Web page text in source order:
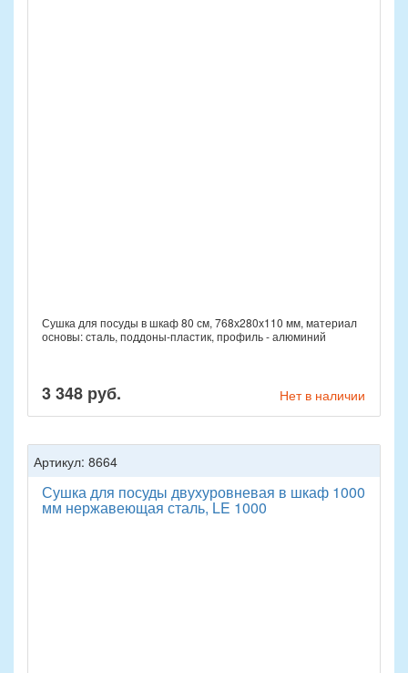
Сушка для посуды в шкаф 80 см, 768х280х110 мм, материал
основы: сталь, поддоны-пластик, профиль - алюминий
3 348 руб. Нет в наличии
Артикул: 8664
Сушка для посуды двухуровневая в шкаф 1000
мм нержавеющая сталь, LE 1000